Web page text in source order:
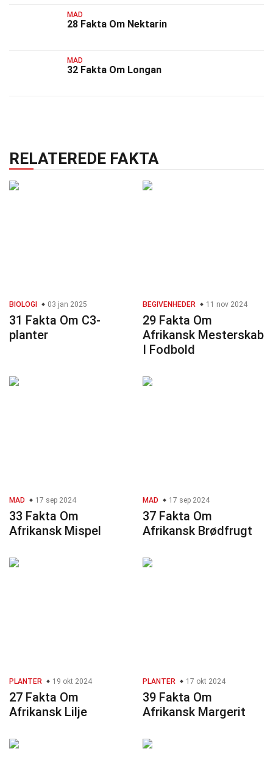
MAD
28 Fakta Om Nektarin
MAD
32 Fakta Om Longan
RELATEREDE FAKTA
BIOLOGI 03 jan 2025
31 Fakta Om C3-
planter
BEGIVENHEDER 11 nov 2024
29 Fakta Om
Afrikansk Mesterskab
I Fodbold
MAD 17 sep 2024
33 Fakta Om
Afrikansk Mispel
MAD 17 sep 2024
37 Fakta Om
Afrikansk Brødfrugt
PLANTER 19 okt 2024
27 Fakta Om
Afrikansk Lilje
PLANTER 17 okt 2024
39 Fakta Om
Afrikansk Margerit